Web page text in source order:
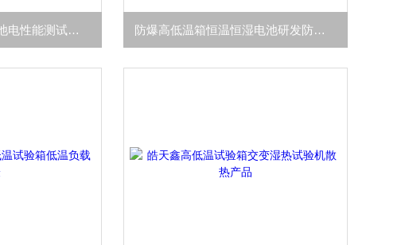
高低温防爆试验箱电池电性能测试铁氟龙内箱 防爆高低温箱恒温恒湿电池研发防爆玻璃视窗